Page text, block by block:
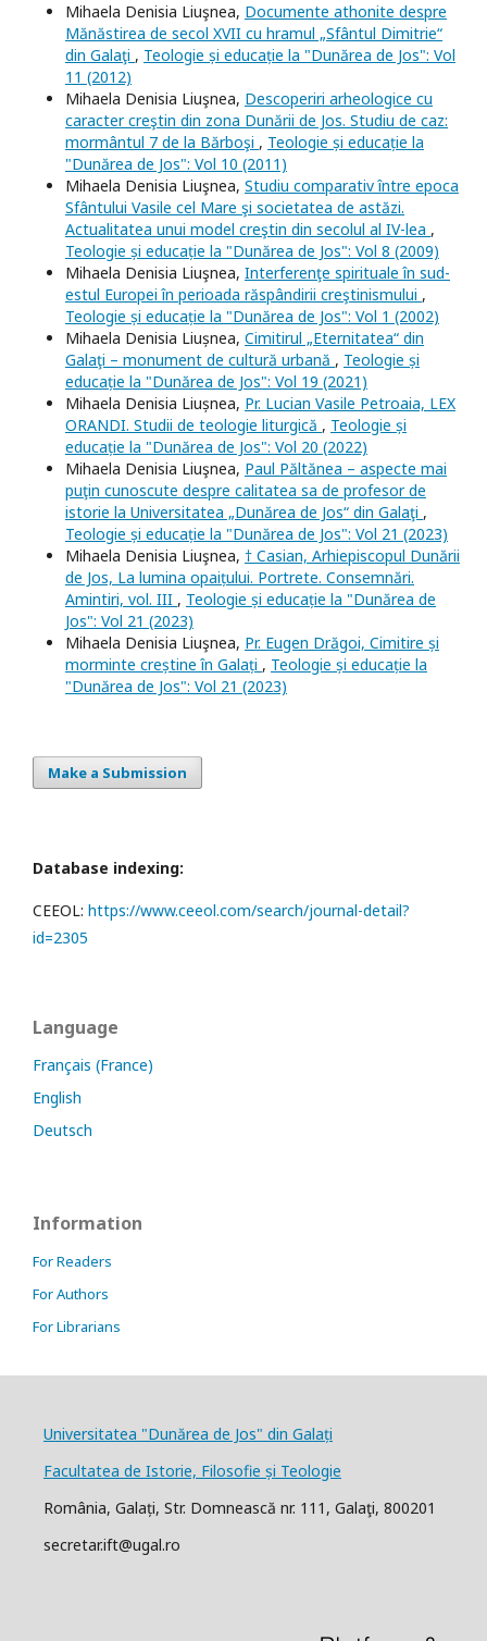
Mihaela Denisia Liuşnea, Documente athonite despre
Mănăstirea de secol XVII cu hramul „Sfântul Dimitrie“
din Galaţi , Teologie și educație la "Dunărea de Jos": Vol
11 (2012)
Mihaela Denisia Liuşnea, Descoperiri arheologice cu
caracter creştin din zona Dunării de Jos. Studiu de caz:
mormântul 7 de la Bărboşi , Teologie și educație la
"Dunărea de Jos": Vol 10 (2011)
Mihaela Denisia Liuşnea, Studiu comparativ între epoca
Sfântului Vasile cel Mare şi societatea de astăzi.
Actualitatea unui model creştin din secolul al IV-lea ,
Teologie și educație la "Dunărea de Jos": Vol 8 (2009)
Mihaela Denisia Liuşnea, Interferenţe spirituale în sud-
estul Europei în perioada răspândirii creştinismului ,
Teologie și educație la "Dunărea de Jos": Vol 1 (2002)
Mihaela Denisia Liușnea, Cimitirul „Eternitatea“ din
Galaţi – monument de cultură urbană , Teologie și
educație la "Dunărea de Jos": Vol 19 (2021)
Mihaela Denisia Liușnea, Pr. Lucian Vasile Petroaia, LEX
ORANDI. Studii de teologie liturgică , Teologie și
educație la "Dunărea de Jos": Vol 20 (2022)
Mihaela Denisia Liuşnea, Paul Păltănea – aspecte mai
puţin cunoscute despre calitatea sa de profesor de
istorie la Universitatea „Dunărea de Jos“ din Galaţi ,
Teologie și educație la "Dunărea de Jos": Vol 21 (2023)
Mihaela Denisia Liuşnea, † Casian, Arhiepiscopul Dunării
de Jos, La lumina opaițului. Portrete. Consemnări.
Amintiri, vol. III , Teologie și educație la "Dunărea de
Jos": Vol 21 (2023)
Mihaela Denisia Liuşnea, Pr. Eugen Drăgoi, Cimitire și
morminte creștine în Galați , Teologie și educație la
"Dunărea de Jos": Vol 21 (2023)
Make a Submission
Database indexing:
CEEOL: https://www.ceeol.com/search/journal-detail?
id=2305
Language
Français (France)
English
Deutsch
Information
For Readers
For Authors
For Librarians
Universitatea "Dunărea de Jos" din Galați
Facultatea de Istorie, Filosofie și Teologie
România, Galați, Str. Domnească nr. 111, Galaţi, 800201
secretar.ift@ugal.ro